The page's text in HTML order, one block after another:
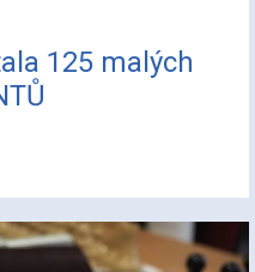
125 malých